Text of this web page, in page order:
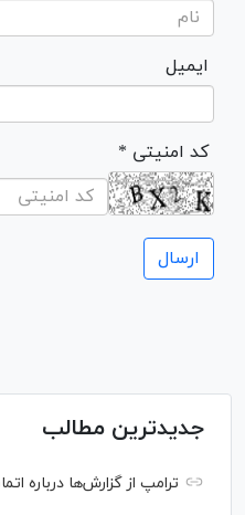
ایمیل
* کد امنیتی
جدیدترین مطالب
ترامپ از گزارش‌ها درباره